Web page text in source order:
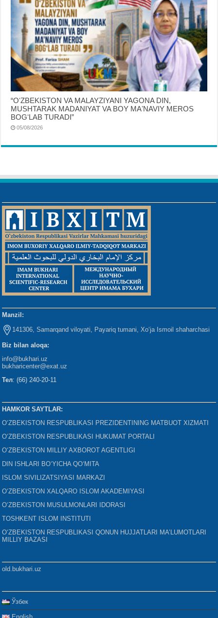
“OʻZBEKISTON VA MALAYZIYANI YAGONA DIN,
MUSHTARAK MADANIYAT VA BOY MAʼNAVIY MEROS
BOGʻLAB TURADI”
05/08/2026
Manzil:
141306, Samarqand viloyati, Payariq tumani, Xo‘ja Ismoil shaharchasi
Biz bilan aloqa:
info@bukhari.uz
bukharicenter@exat.uz
Тел: (66) 240-20-11
HAMKOR SAYTLAR:
O‘ZBEKISTON RESPUBLIKASI PREZIDENTINING MATBUOT XIZMATI
O‘ZBEKISTON RESPUBLIKASI HUKUMAT PORTALI
O‘ZBEKISTON MILLIY AXBOROT AGENTLIGI
DIN ISHLARI BO‘YICHA QO‘MITA
ISLOM SIVILIZATSIYASI MARKAZI
O‘ZBEKISTON XALQARO ISLOM AKADEMIYASI
O‘ZBEKISTON MUSULMONLARI IDORASI
TOSHKENT ISLOM INSTITUTI
O‘ZBEKISTON RESPUBLIKASI QONUN HUJJATLARI MA’LUMOTLARI
MILLIY BAZASI
old.bukhari.uz
Ўзбек